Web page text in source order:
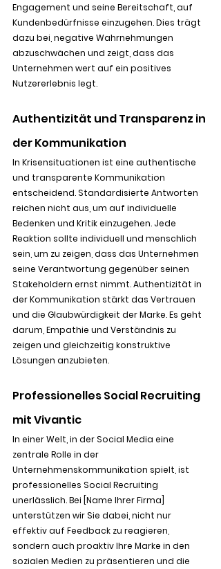
Engagement und seine Bereitschaft, auf
Kundenbedürfnisse einzugehen. Dies trägt
dazu bei, negative Wahrnehmungen
abzuschwächen und zeigt, dass das
Unternehmen wert auf ein positives
Nutzererlebnis legt.
Authentizität und Transparenz in
der Kommunikation
In Krisensituationen ist eine authentische
und transparente Kommunikation
entscheidend. Standardisierte Antworten
reichen nicht aus, um auf individuelle
Bedenken und Kritik einzugehen. Jede
Reaktion sollte individuell und menschlich
sein, um zu zeigen, dass das Unternehmen
seine Verantwortung gegenüber seinen
Stakeholdern ernst nimmt. Authentizität in
der Kommunikation stärkt das Vertrauen
und die Glaubwürdigkeit der Marke. Es geht
darum, Empathie und Verständnis zu
zeigen und gleichzeitig konstruktive
Lösungen anzubieten.
Professionelles Social Recruiting
mit Vivantic
In einer Welt, in der Social Media eine
zentrale Rolle in der
Unternehmenskommunikation spielt, ist
professionelles Social Recruiting
unerlässlich. Bei [Name Ihrer Firma]
unterstützen wir Sie dabei, nicht nur
effektiv auf Feedback zu reagieren,
sondern auch proaktiv Ihre Marke in den
sozialen Medien zu präsentieren und die